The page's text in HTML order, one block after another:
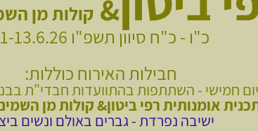
&קולות מן
כ"ו - כ"ח סיוון תשפ"ו 11-13.6.26
חבילות האירוח כוללות:
יום חמישי - השתתפות בהתוועדות חבדי"ת
אומנותית רפי ביטון& קולות מן
ישיבה נפרדת - גברים באולם ונשים